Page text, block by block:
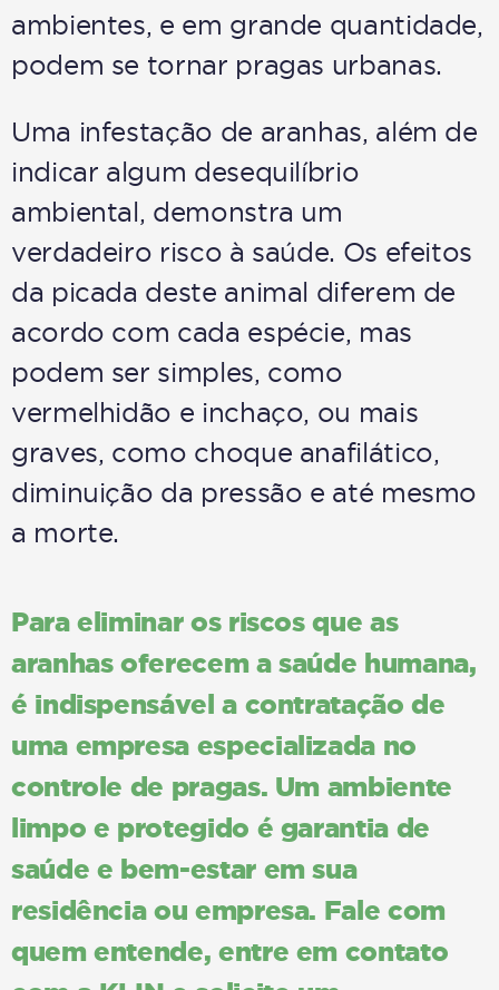
ambientes, e em grande quantidade,
podem se tornar pragas urbanas.
Uma infestação de aranhas, além de
indicar algum desequilíbrio
ambiental, demonstra um
verdadeiro risco à saúde. Os efeitos
da picada deste animal diferem de
acordo com cada espécie, mas
podem ser simples, como
vermelhidão e inchaço, ou mais
graves, como choque anafilático,
diminuição da pressão e até mesmo
a morte.
Para eliminar os riscos que as
aranhas oferecem a saúde humana,
é indispensável a contratação de
uma empresa especializada no
controle de pragas. Um ambiente
limpo e protegido é garantia de
saúde e bem-estar em sua
residência ou empresa. Fale com
quem entende, entre em contato